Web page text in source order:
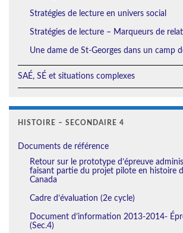
Stratégies de lecture en univers social
Stratégies de lecture – Marqueurs de
Une dame de St-Georges dans un camp
SAÉ, SÉ et situations complexes
HISTOIRE – SECONDAIRE 4
Documents de référence
Retour sur le prototype d’épreuve
faisant partie du projet pilote en histoire
Canada
Cadre d’évaluation (2e cycle)
Document d’information 2013-2014-
(Sec.4)